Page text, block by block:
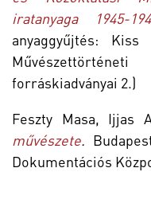
iratanyaga 1945-
anyaggyűjtés:
forráskiadványai 2.)
Feszty Masa, Ijjas
művészete.
Dokumentációs